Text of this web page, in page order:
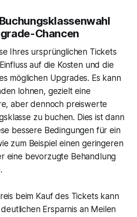
Chancen
Ihres ursprünglichen Tickets
auf die Kosten und die
möglichen Upgrades. Es kann
lohnen, gezielt eine
aber dennoch preiswerte
zu buchen. Dies ist dann
bessere Bedingungen für ein
zum Beispiel einen geringeren
eine bevorzugte Behandlung
beim Kauf des Tickets kann
Ersparnis an Meilen